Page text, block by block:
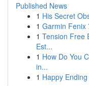
Published News
1 His Secret
1 Garmin Fenix
1 Tension Free
Est...
1 How Do You
in...
1 Happy